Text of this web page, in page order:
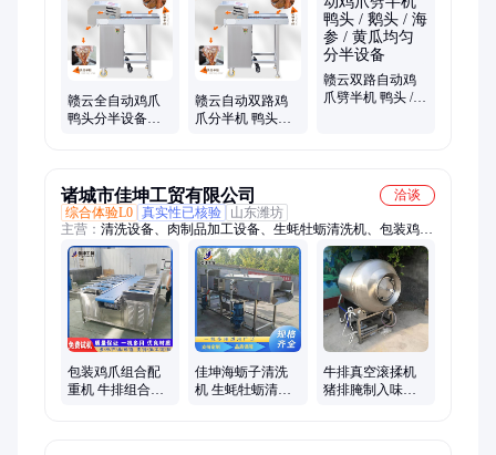
赣云全自动鸡爪
鸭头分半设备厂
赣云自动双路鸡
爪分半机 鸭头鹅
赣云双路自动鸡
爪劈半机 鸭头 /
诸城市佳坤工贸有限公司
洽谈
综合体验L0 真实性已核验
山东潍坊
主营： 清洗设备、肉制品加工设备、生蚝牡蛎清洗机、包装鸡爪
组合配重机、气泡清洗机、毛辊清洗机、巴氏杀菌机、真空滚揉
机、斩拌机、冻肉绞肉机、冻肉刨肉机、灌肠机、盐水注射机、
拌馅机、扎线机、切丁机、切片机、鱼肉采肉机、丸子机、猪肉
去皮机、夹层锅、重量分选机、鲜肉开片机、冻肉切片机
包装鸡爪组合配
重机 牛排组合称
佳坤海蛎子清洗
机 生蚝牡蛎清洗
牛排真空滚揉机
猪排腌制入味机